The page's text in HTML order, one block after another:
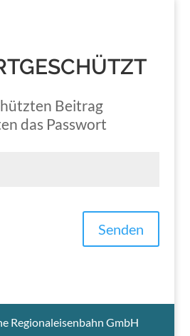
Beitrag
das Passwort
Senden
Regionaleisenbahn GmbH